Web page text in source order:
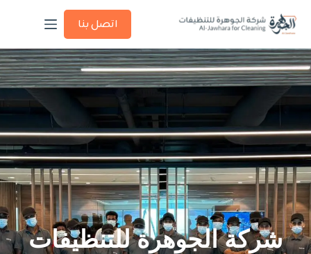
اتصل بنا
شركة الجوهرة للتنظيفات